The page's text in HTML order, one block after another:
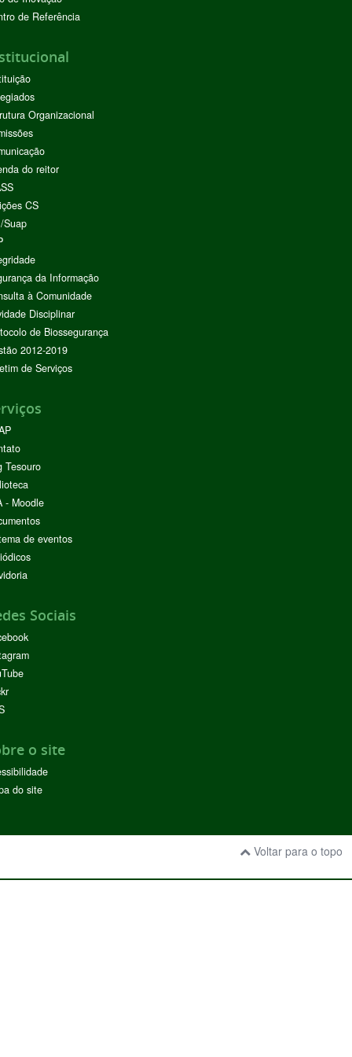
de Referência
Organizacional
do reitor
CS
Suap
da Informação
à Comunidade
Disciplinar
de Biossegurança
2012-2019
de Serviços
Tesouro
- Moodle
de eventos
Sociais
o site
do site
Voltar para o topo